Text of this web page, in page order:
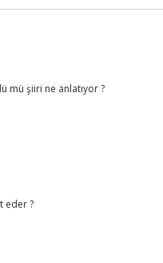
mü şiiri ne anlatıyor ?
eder ?